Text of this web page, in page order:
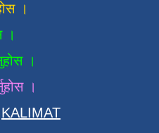
।
।
।
।
KALIMAT